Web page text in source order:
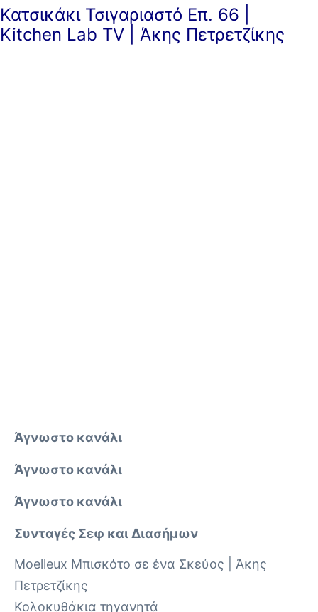
Κατσικάκι Τσιγαριαστό Επ. 66 |
Kitchen Lab TV | Άκης Πετρετζίκης
Άγνωστο κανάλι
Άγνωστο κανάλι
Άγνωστο κανάλι
Συνταγές Σεφ και Διασήμων
Moelleux Μπισκότο σε ένα Σκεύος | Άκης
Πετρετζίκης
Κολοκυθάκια τηγανητά